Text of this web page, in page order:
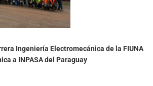
Ingeniería Electromecánica de la FIUNA
a INPASA del Paraguay